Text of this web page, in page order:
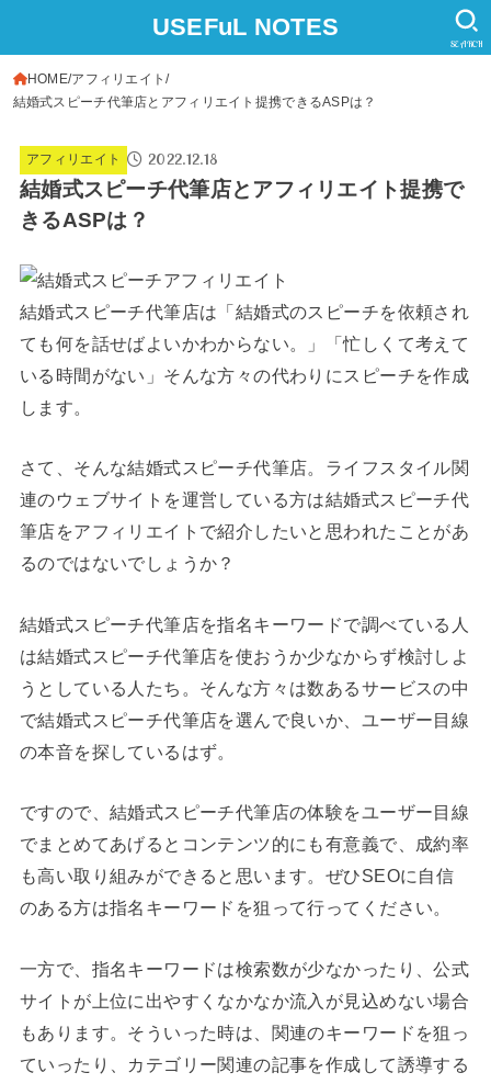
USEFuL NOTES
SEARCH
HOME アフィリエイト
結婚式スピーチ代筆店とアフィリエイト提携できるASPは？
アフィリエイト 2022.12.18
結婚式スピーチ代筆店とアフィリエイト提携で
きるASPは？
結婚式スピーチ代筆店は「結婚式のスピーチを依頼され
ても何を話せばよいかわからない。」「忙しくて考えて
いる時間がない」そんな方々の代わりにスピーチを作成
します。
さて、そんな結婚式スピーチ代筆店。ライフスタイル関
連のウェブサイトを運営している方は結婚式スピーチ代
筆店をアフィリエイトで紹介したいと思われたことがあ
るのではないでしょうか？
結婚式スピーチ代筆店を指名キーワードで調べている人
は結婚式スピーチ代筆店を使おうか少なからず検討しよ
うとしている人たち。そんな方々は数あるサービスの中
で結婚式スピーチ代筆店を選んで良いか、ユーザー目線
の本音を探しているはず。
ですので、結婚式スピーチ代筆店の体験をユーザー目線
でまとめてあげるとコンテンツ的にも有意義で、成約率
も高い取り組みができると思います。ぜひSEOに自信
のある方は指名キーワードを狙って行ってください。
一方で、指名キーワードは検索数が少なかったり、公式
サイトが上位に出やすくなかなか流入が見込めない場合
もあります。そういった時は、関連のキーワードを狙っ
ていったり、カテゴリー関連の記事を作成して誘導する